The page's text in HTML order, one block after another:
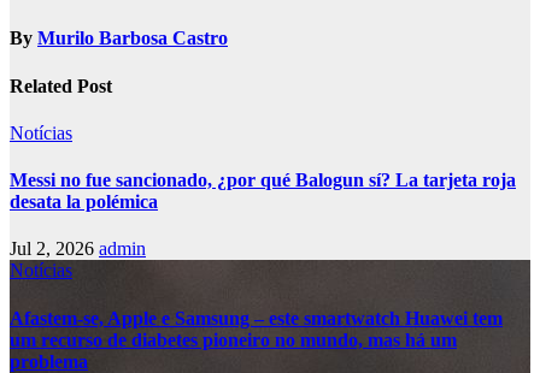
By Murilo Barbosa Castro
Related Post
Notícias
Messi no fue sancionado, ¿por qué Balogun sí? La tarjeta roja
desata la polémica
Jul 2, 2026 admin
Notícias
Afastem-se, Apple e Samsung – este smartwatch Huawei tem
um recurso de diabetes pioneiro no mundo, mas há um
problema